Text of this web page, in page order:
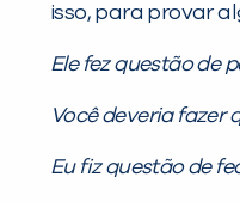
isso, para provar
Ele fez questão de
Você deveria fazer
Eu fiz questão de